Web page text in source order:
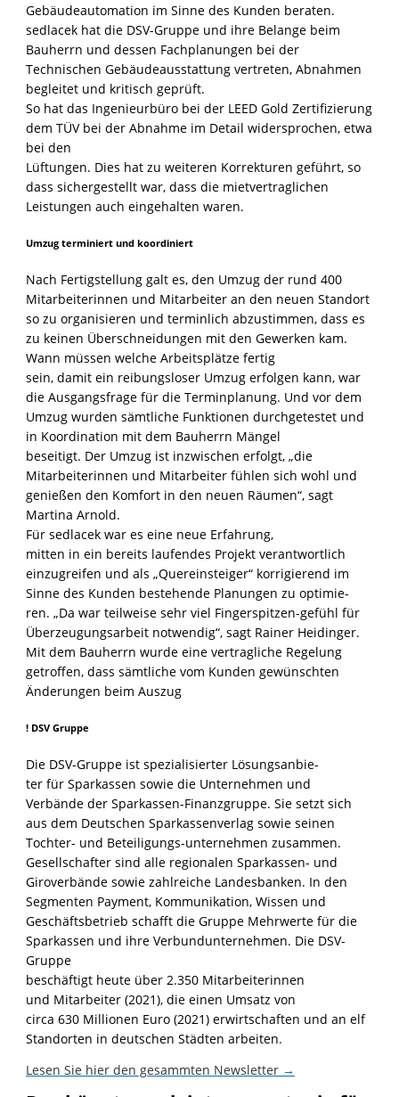
Gebäudeautomation im Sinne des Kunden beraten.
sedlacek hat die DSV-Gruppe und ihre Belange beim
Bauherrn und dessen Fachplanungen bei der
Technischen Gebäudeausstattung vertreten, Abnahmen
begleitet und kritisch geprüft.
So hat das Ingenieurbüro bei der LEED Gold Zertifizierung
dem TÜV bei der Abnahme im Detail widersprochen, etwa
bei den
Lüftungen. Dies hat zu weiteren Korrekturen geführt, so
dass sichergestellt war, dass die mietvertraglichen
Leistungen auch eingehalten waren.
Umzug terminiert und koordiniert
Nach Fertigstellung galt es, den Umzug der rund 400
Mitarbeiterinnen und Mitarbeiter an den neuen Standort
so zu organisieren und terminlich abzustimmen, dass es
zu keinen Überschneidungen mit den Gewerken kam.
Wann müssen welche Arbeitsplätze fertig
sein, damit ein reibungsloser Umzug erfolgen kann, war
die Ausgangsfrage für die Terminplanung. Und vor dem
Umzug wurden sämtliche Funktionen durchgetestet und
in Koordination mit dem Bauherrn Mängel
beseitigt. Der Umzug ist inzwischen erfolgt, „die
Mitarbeiterinnen und Mitarbeiter fühlen sich wohl und
genießen den Komfort in den neuen Räumen“, sagt
Martina Arnold.
Für sedlacek war es eine neue Erfahrung,
mitten in ein bereits laufendes Projekt verantwortlich
einzugreifen und als „Quereinsteiger“ korrigierend im
Sinne des Kunden bestehende Planungen zu optimie-
ren. „Da war teilweise sehr viel Fingerspitzen-gefühl für
Überzeugungsarbeit notwendig“, sagt Rainer Heidinger.
Mit dem Bauherrn wurde eine vertragliche Regelung
getroffen, dass sämtliche vom Kunden gewünschten
Änderungen beim Auszug
! DSV Gruppe
Die DSV-Gruppe ist spezialisierter Lösungsanbie-
ter für Sparkassen sowie die Unternehmen und
Verbände der Sparkassen-Finanzgruppe. Sie setzt sich
aus dem Deutschen Sparkassenverlag sowie seinen
Tochter- und Beteiligungs-unternehmen zusammen.
Gesellschafter sind alle regionalen Sparkassen- und
Giroverbände sowie zahlreiche Landesbanken. In den
Segmenten Payment, Kommunikation, Wissen und
Geschäftsbetrieb schafft die Gruppe Mehrwerte für die
Sparkassen und ihre Verbundunternehmen. Die DSV-
Gruppe
beschäftigt heute über 2.350 Mitarbeiterinnen
und Mitarbeiter (2021), die einen Umsatz von
circa 630 Millionen Euro (2021) erwirtschaften und an elf
Standorten in deutschen Städten arbeiten.
Lesen Sie hier den gesammten Newsletter →